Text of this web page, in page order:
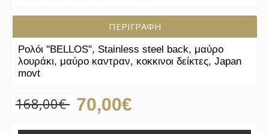
ΠΕΡΙΓΡΑΦΉ
Ρολόι ''BELLOS'', Stainless steel back, μαύρο
λουράκι, μαύρο καντραν, κοκκινοι δείκτες, Japan
movt
168,00€ 70,00€